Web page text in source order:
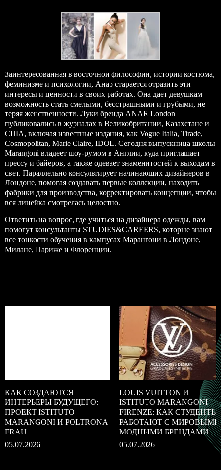
Заинтересованная в восточной философии, истории костюма,
феминизме и психологии, Анар старается отразить эти
интересы и ценности в своих работах. Она дает девушкам
возможность стать смелыми, бесстрашными и грубыми, не
теряя женственности. Луки бренда ANAR London
публиковались в журналах в Великобритании, Казахстане и
США, включая известные издания, как Vogue Italia, Tirade,
Cosmopolitan, Marie Claire, IDOL. Сегодня выпускница школы
Marangoni владеет шоу-румом в Англии, куда приглашает
прессу и байеров, а также одевает знаменитостей к выходам в
свет. Параллельно консультирует начинающих дизайнеров в
Лондоне, помогая создавать первые коллекции, находить
фабрики для производства, корректировать концепции, чтобы
вся линейка смотрелась целостно.
Ответить на вопрос, где учиться на дизайнера одежды, вам
помогут консультанты STUDIES&CAREERS, которые знают
все тонкости обучения в кампусах Марангони в Лондоне,
Милане, Париже и Флоренции.
КАК СОЗДАЮТСЯ
ИНТЕРЬЕРЫ БУДУЩЕГО:
ПРОЕКТ ISTITUTO
MARANGONI И POLTRONA
FRAU
05.07.2026
LOUIS VUITTON И
ISTITUTO MARANGONI
FIRENZE: КАК СТУДЕНТЫ
РАБОТАЮТ С МИРОВЫМИ
МОДНЫМИ БРЕНДАМИ
05.07.2026